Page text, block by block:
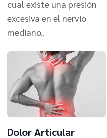
cual existe una presión
excesiva en el nervio
mediano..
Dolor Articular